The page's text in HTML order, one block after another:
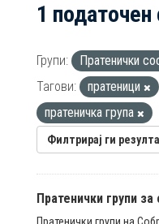
1 податочен
Групи: Пратенички
Тагови:
пратеници
пратеничка група
Филтрирај ги
Пратенички групи